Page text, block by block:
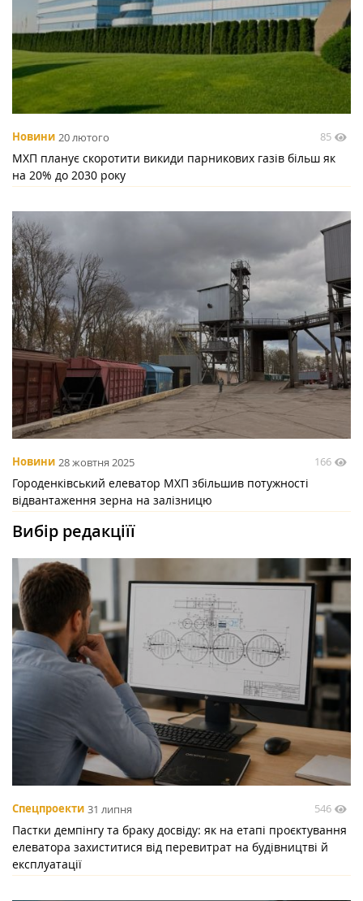
Новини 20 лютого 85
МХП планує скоротити викиди парникових газів більш як
на 20% до 2030 року
Новини 28 жовтня 2025 166
Городенківський елеватор МХП збільшив потужності
відвантаження зерна на залізницю
Вибір редакціїї
Спецпроекти 31 липня 546
Пастки демпінгу та браку досвіду: як на етапі проєктування
елеватора захиститися від перевитрат на будівництві й
експлуатації